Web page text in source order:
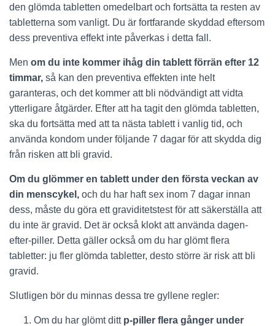
den glömda tabletten omedelbart och fortsätta ta resten av
tabletterna som vanligt. Du är fortfarande skyddad eftersom
dess preventiva effekt inte påverkas i detta fall.
Men om du inte kommer ihåg din tablett förrän efter 12
timmar, så kan den preventiva effekten inte helt
garanteras, och det kommer att bli nödvändigt att vidta
ytterligare åtgärder. Efter att ha tagit den glömda tabletten,
ska du fortsätta med att ta nästa tablett i vanlig tid, och
använda kondom under följande 7 dagar för att skydda dig
från risken att bli gravid.
Om du glömmer en tablett under den första veckan av
din menscykel, och du har haft sex inom 7 dagar innan
dess, måste du göra ett graviditetstest för att säkerställa att
du inte är gravid. Det är också klokt att använda dagen-
efter-piller. Detta gäller också om du har glömt flera
tabletter: ju fler glömda tabletter, desto större är risk att bli
gravid.
Slutligen bör du minnas dessa tre gyllene regler:
Om du har glömt ditt p-piller flera gånger under